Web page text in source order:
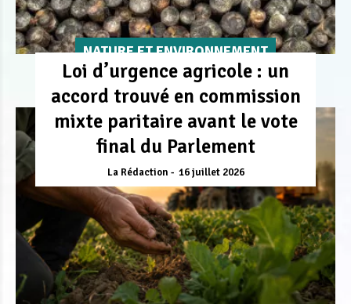
NATURE ET ENVIRONNEMENT
Loi d’urgence agricole : un
accord trouvé en commission
mixte paritaire avant le vote
final du Parlement
La Rédaction 16 juillet 2026